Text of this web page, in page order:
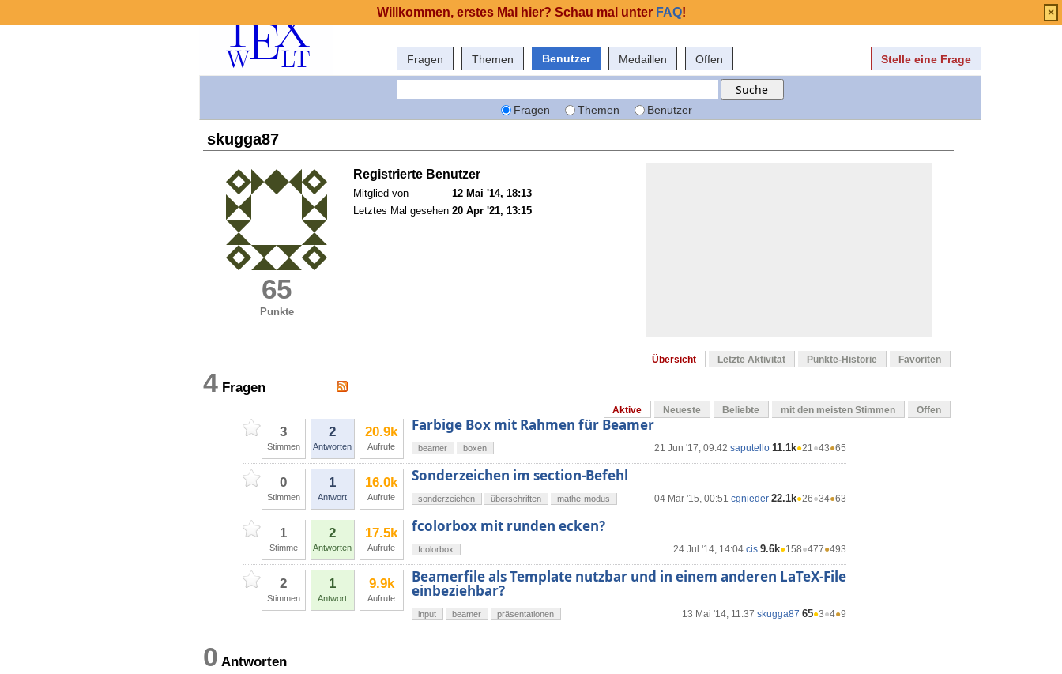
Fragen Themen Benutzer Medaillen Offen Stelle eine Frage
Fragen Themen Benutzer
skugga87
65
Punkte
Registrierte Benutzer
Mitglied von
12 Mai '14, 18:13
Letztes Mal gesehen 20 Apr '21, 13:15
Übersicht Letzte Aktivität Punkte-Historie Favoriten
4 Fragen
Aktive Neueste Beliebte mit den meisten Stimmen Offen
3
Stimmen
2
Antworten
20.9k
Aufrufe
Farbige Box mit Rahmen für Beamer
21 Jun '17, 09:42 saputello 11.1k●21●43●65
beamer boxen
0
Stimmen
1
Antwort
16.0k
Aufrufe
Sonderzeichen im section-Befehl
04 Mär '15, 00:51 cgnieder 22.1k●26●34●63
sonderzeichen überschriften mathe-modus
1
Stimme
2
Antworten
17.5k
Aufrufe
fcolorbox mit runden ecken?
24 Jul '14, 14:04 cis 9.6k●158●477●493
fcolorbox
2
Stimmen
1
Antwort
9.9k
Aufrufe
Beamerfile als Template nutzbar und in einem anderen LaTeX-File
einbeziehbar?
13 Mai '14, 11:37 skugga87 65●3●4●9
input beamer präsentationen
0 Antworten
Willkommen, erstes Mal hier? Schau mal unter FAQ! ×